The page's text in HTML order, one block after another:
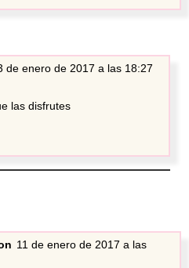
de enero de 2017 a las 18:27
las disfrutes
11 de enero de 2017 a las